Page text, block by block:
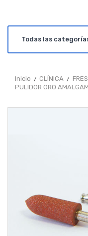
Inicio CLÍNICA
PULIDOR ORO